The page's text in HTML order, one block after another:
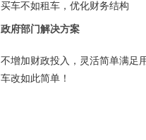
买车不如租车，优化财务结构
政府部门解决方案
不增加财政投入，灵活简单满足
车改如此简单！